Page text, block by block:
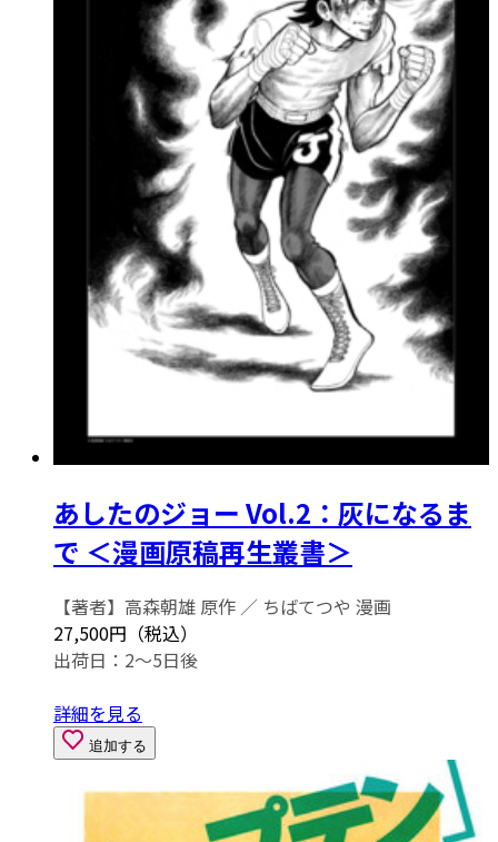
あしたのジョー Vol.2：灰になるま
で ＜漫画原稿再生叢書＞
【著者】高森朝雄 原作 ／ ちばてつや 漫画
27,500円（税込）
出荷日：2～5日後
詳細を見る
追加する